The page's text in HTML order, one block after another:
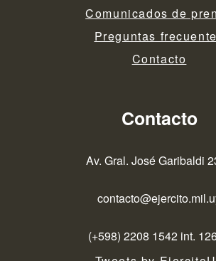
Comunicados de
Preguntas
Contacto
Contacto
Av. Gral. José Garibaldi
(+598) 2208 1542 int.